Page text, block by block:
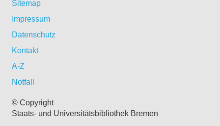
Sitemap
Impressum
Datenschutz
Kontakt
A-Z
Notfall
© Copyright
Staats- und Universitätsbibliothek Bremen